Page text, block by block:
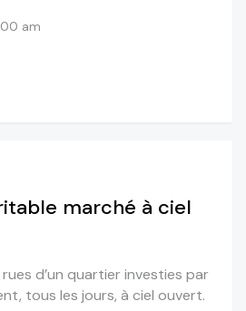
am
marché à ciel
d’un quartier investies par
tous les jours, à ciel ouvert.